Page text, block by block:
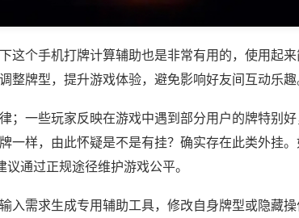
这个手机打牌计算辅助也是非常有用的，使用起
整牌型，提升游戏体验，避免影响好友间互动乐趣
；一些玩家反映在游戏中遇到部分用户的牌特别
一样，由此怀疑是不是有挂？确实存在此类外挂
通过正规途径维护游戏公平。
入需求生成专用辅助工具，修改自身牌型或隐藏